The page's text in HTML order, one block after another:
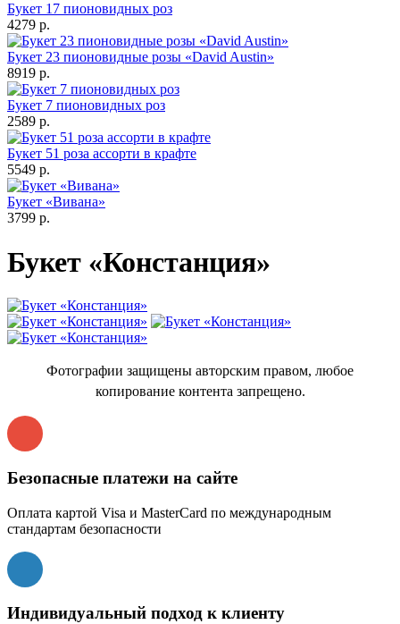
Букет 17 пионовидных роз
4279 р.
Букет 23 пионовидные розы «David Austin»
8919 р.
Букет 7 пионовидных роз
2589 р.
Букет 51 роза ассорти в крафте
5549 р.
Букет «Вивана»
3799 р.
Букет «Констанция»
Фотографии защищены авторским правом, любое
копирование контента запрещено.
Безопасные платежи на сайте
Оплата картой Visa и MasterCard по международным
стандартам безопасности
Индивидуальный подход к клиенту